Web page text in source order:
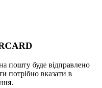
пошту буде відправлено
потрібно вказати в